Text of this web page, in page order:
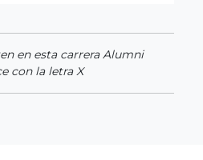
en esta carrera Alumni
con la letra X